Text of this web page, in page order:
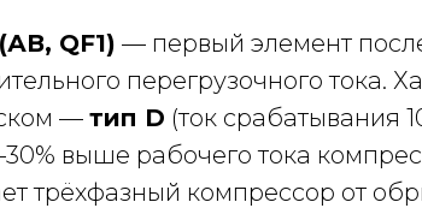
QF1) — первый элемент
перегрузочного тока.
— тип D (ток срабатывания
выше рабочего тока
трёхфазный компрессор от